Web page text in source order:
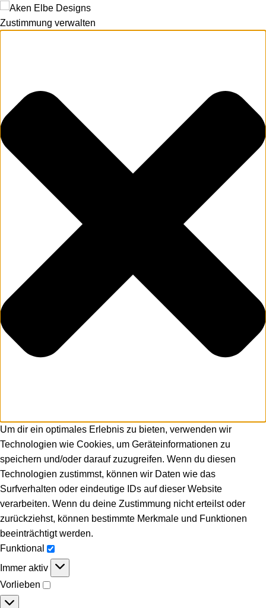
Zustimmung verwalten
Um dir ein optimales Erlebnis zu bieten, verwenden wir
Technologien wie Cookies, um Geräteinformationen zu
speichern und/oder darauf zuzugreifen. Wenn du diesen
Technologien zustimmst, können wir Daten wie das
Surfverhalten oder eindeutige IDs auf dieser Website
verarbeiten. Wenn du deine Zustimmung nicht erteilst oder
zurückziehst, können bestimmte Merkmale und Funktionen
beeinträchtigt werden.
Funktional
Immer aktiv
Vorlieben